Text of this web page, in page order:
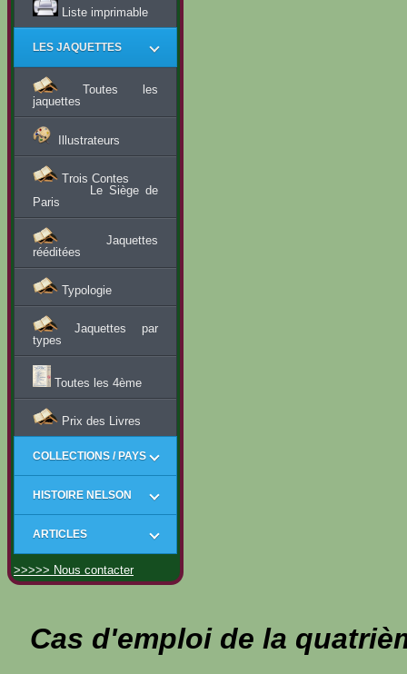
Liste imprimable
LES JAQUETTES
Toutes les
jaquettes
Illustrateurs
Trois Contes
Le Siège de
Paris
Jaquettes
rééditées
Typologie
Jaquettes par
types
Toutes les 4ème
Prix des Livres
COLLECTIONS / PAYS
HISTOIRE NELSON
ARTICLES
>>>>> Nous contacter
Cas d'emploi de la